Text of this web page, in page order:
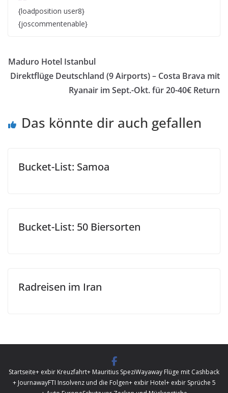
{loadposition user8}
{joscommentenable}
Maduro Hotel Istanbul
Direktflüge Deutschland (9 Airports) – Costa Brava mit
Ryanair im Sept.-Okt. für 20-40€ Return
Das könnte dir auch gefallen
Bucket-List: Samoa
Bucket-List: 50 Biersorten
Radreisen im Iran
Startseite+ exbir Kreuzfahrt+ Mauritius SpeziWayaway Flüge mit Cashback
+ JournawayFTI Insolvenz und die Folgen+ exbir Hotel+ exbir Sprüche 5